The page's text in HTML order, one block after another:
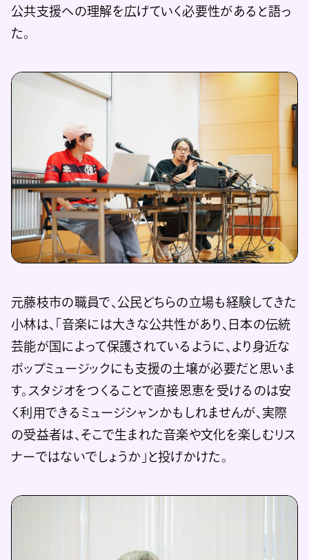
公共支援への理解を広げていく必要性があると語っ
た。
元藤枝市の職員で、公民どちらの立場も経験してきた
小林は、「音楽には大きな公共性があり、日本の伝統
芸能が国によって保護されているように、より身近な
ポップミュージックにも支援の土壌が必要だと思いま
す。スタジオをつくることで直接恩恵を受けるのは安
く利用できるミュージシャンかもしれませんが、実際
の受益者は、そこで生まれた音楽や文化を楽しむリス
ナーではないでしょうか」と投げかけた。